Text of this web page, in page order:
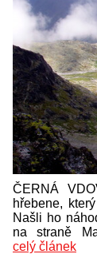
ČERNÁ
hřebene,
Našli ho
na straně
celý článek